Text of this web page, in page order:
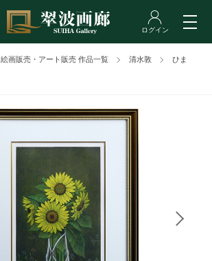
絵画販売・アート販売 作品一覧 清水敦 ひま